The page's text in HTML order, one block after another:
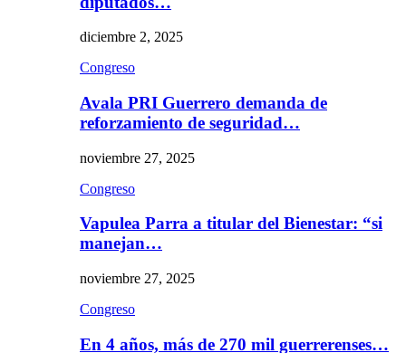
diciembre 2, 2025
Congreso
Avala PRI Guerrero demanda de
reforzamiento de seguridad…
noviembre 27, 2025
Congreso
Vapulea Parra a titular del Bienestar: “si
manejan…
noviembre 27, 2025
Congreso
En 4 años, más de 270 mil guerrerenses…